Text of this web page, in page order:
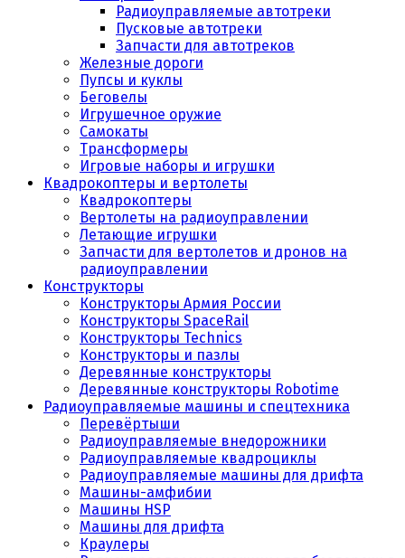
Радиоуправляемые автотреки
Пусковые автотреки
Запчасти для автотреков
Железные дороги
Пупсы и куклы
Беговелы
Игрушечное оружие
Самокаты
Трансформеры
Игровые наборы и игрушки
Квадрокоптеры и вертолеты
Квадрокоптеры
Вертолеты на радиоуправлении
Летающие игрушки
Запчасти для вертолетов и дронов на
радиоуправлении
Конструкторы
Конструкторы Армия России
Конструкторы SpaceRail
Конструкторы Technics
Конструкторы и пазлы
Деревянные конструкторы
Деревянные конструкторы Robotime
Радиоуправляемые машины и спецтехника
Перевёртыши
Радиоуправляемые внедорожники
Радиоуправляемые квадроциклы
Радиоуправляемые машины для дрифта
Машины-амфибии
Машины HSP
Машины для дрифта
Краулеры